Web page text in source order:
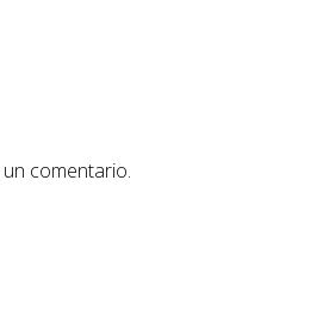
comentario.